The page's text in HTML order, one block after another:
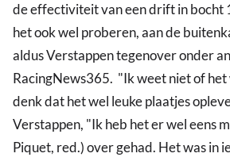
de effectiviteit van een drift in bocht
het ook wel proberen, aan de
aldus Verstappen tegenover onder
RacingNews365. "Ik weet niet of
denk dat het wel leuke plaatjes
Verstappen, "Ik heb het er wel eens
Piquet, red.) over gehad. Het was in